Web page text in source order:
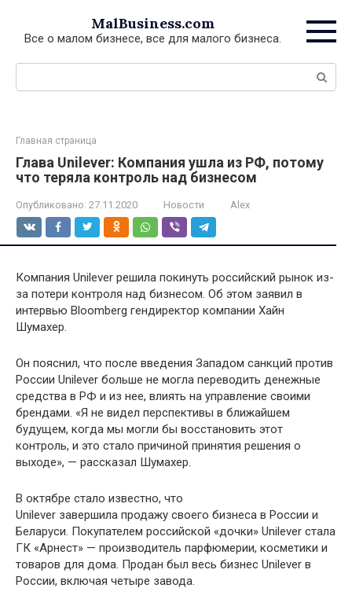
контенту
MalBusiness.com
Все о малом бизнесе, все для малого бизнеса.
Поиск:
Главная страница
Глава Unilever: Компания ушла из РФ, потому
что теряла контроль над бизнесом
Опубликовано: 27.11.2020 Новости Alex
Компания Unilever решила покинуть российский рынок из-
за потери контроля над бизнесом. Об этом заявил в
интервью Bloomberg гендиректор компании Хайн
Шумахер.
Он пояснил, что после введения Западом санкций против
России Unilever больше не могла переводить денежные
средства в РФ и из нее, влиять на управление своими
брендами. «Я не видел перспективы в ближайшем
будущем, когда мы могли бы восстановить этот
контроль, и это стало причиной принятия решения о
выходе», — рассказал Шумахер.
В октябре стало известно, что
Unilever завершила продажу своего бизнеса в России и
Беларуси. Покупателем российской «дочки» Unilever стала
ГК «Арнест» — производитель парфюмерии, косметики и
товаров для дома. Продан был весь бизнес Unilever в
России, включая четыре завода.